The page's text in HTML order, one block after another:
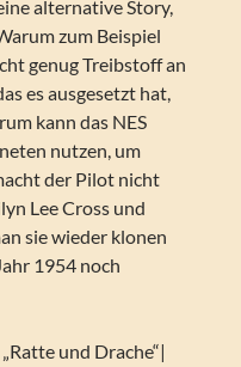
alternative Story,
zum Beispiel
genug Treibstoff an
es ausgesetzt hat,
kann das NES
nutzen, um
der Pilot nicht
Lee Cross und
sie wieder klonen
1954 noch
und Drache“|